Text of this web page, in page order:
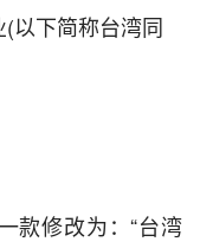
以下简称台湾同
款修改为：“台湾